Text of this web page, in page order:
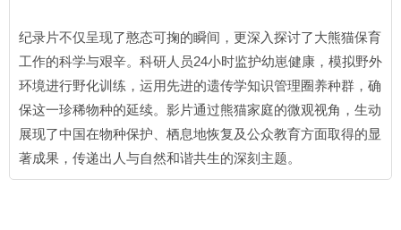
纪录片不仅呈现了憨态可掬的瞬间，更深入探讨了大熊猫保育
工作的科学与艰辛。科研人员24小时监护幼崽健康，模拟野外
环境进行野化训练，运用先进的遗传学知识管理圈养种群，确
保这一珍稀物种的延续。影片通过熊猫家庭的微观视角，生动
展现了中国在物种保护、栖息地恢复及公众教育方面取得的显
著成果，传递出人与自然和谐共生的深刻主题。